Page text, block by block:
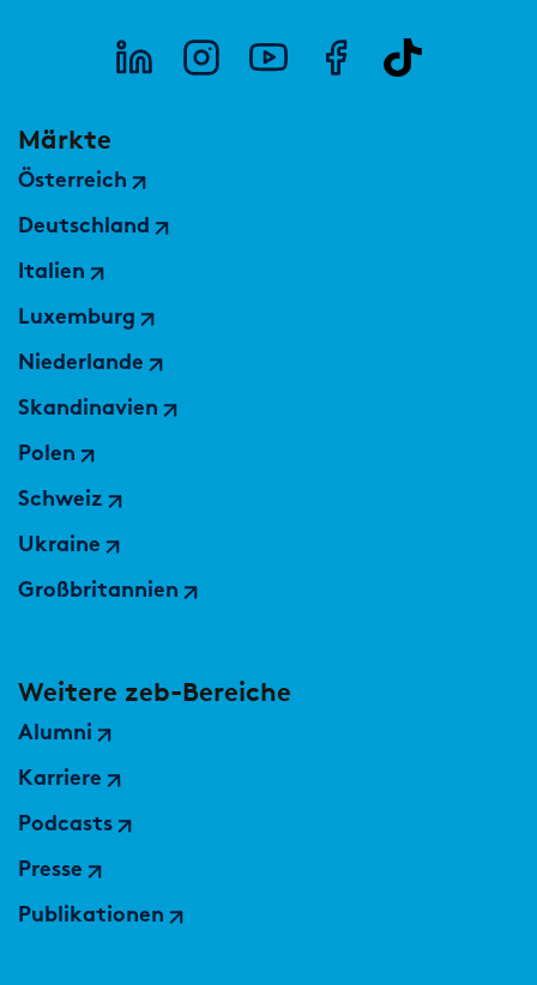
Märkte
Österreich
Deutschland
Italien
Luxemburg
Niederlande
Skandinavien
Polen
Schweiz
Ukraine
Großbritannien
Weitere zeb-Bereiche
Alumni
Karriere
Podcasts
Presse
Publikationen